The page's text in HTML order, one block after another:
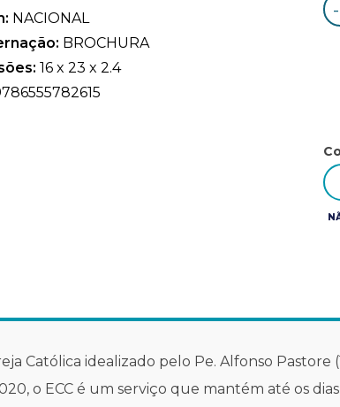
NACIONAL
BROCHURA
16 x 23 x 2.4
-
Católica idealizado pelo Pe. Alfonso
o ECC é um serviço que mantém até os